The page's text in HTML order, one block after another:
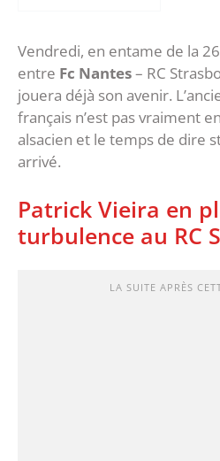
Vendredi, en entame de la
entre Fc Nantes– RC
jouera déjà son avenir.
français n’est pas vraiment
alsacien et le temps de dire
arrivé.
Patrick Vieira en
turbulence au RC
LA SUITE APRÈS